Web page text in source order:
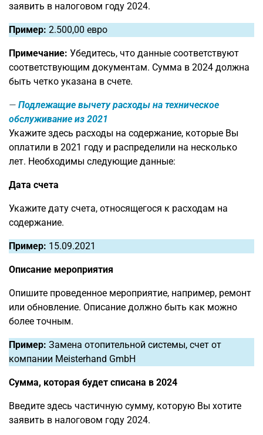
заявить в налоговом году 2024.
Пример: 2.500,00 евро
Примечание: Убедитесь, что данные соответствуют
соответствующим документам. Сумма в 2024 должна
быть четко указана в счете.
Подлежащие вычету расходы на техническое
обслуживание из 2021
Укажите здесь расходы на содержание, которые Вы
оплатили в 2021 году и распределили на несколько
лет. Необходимы следующие данные:
Дата счета
Укажите дату счета, относящегося к расходам на
содержание.
Пример: 15.09.2021
Описание мероприятия
Опишите проведенное мероприятие, например, ремонт
или обновление. Описание должно быть как можно
более точным.
Пример: Замена отопительной системы, счет от
компании Meisterhand GmbH
Сумма, которая будет списана в 2024
Введите здесь частичную сумму, которую Вы хотите
заявить в налоговом году 2024.